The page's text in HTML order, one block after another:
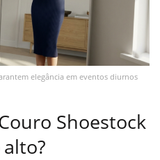
elegância em eventos diurnos
Shoestock